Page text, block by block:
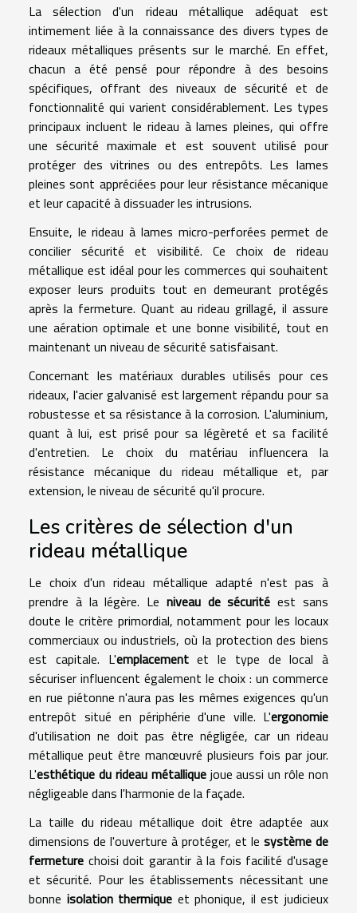
La sélection d'un rideau métallique adéquat est
intimement liée à la connaissance des divers types de
rideaux métalliques présents sur le marché. En effet,
chacun a été pensé pour répondre à des besoins
spécifiques, offrant des niveaux de sécurité et de
fonctionnalité qui varient considérablement. Les types
principaux incluent le rideau à lames pleines, qui offre
une sécurité maximale et est souvent utilisé pour
protéger des vitrines ou des entrepôts. Les lames
pleines sont appréciées pour leur résistance mécanique
et leur capacité à dissuader les intrusions.
Ensuite, le rideau à lames micro-perforées permet de
concilier sécurité et visibilité. Ce choix de rideau
métallique est idéal pour les commerces qui souhaitent
exposer leurs produits tout en demeurant protégés
après la fermeture. Quant au rideau grillagé, il assure
une aération optimale et une bonne visibilité, tout en
maintenant un niveau de sécurité satisfaisant.
Concernant les matériaux durables utilisés pour ces
rideaux, l'acier galvanisé est largement répandu pour sa
robustesse et sa résistance à la corrosion. L'aluminium,
quant à lui, est prisé pour sa légèreté et sa facilité
d'entretien. Le choix du matériau influencera la
résistance mécanique du rideau métallique et, par
extension, le niveau de sécurité qu'il procure.
Les critères de sélection d'un
rideau métallique
Le choix d'un rideau métallique adapté n'est pas à
prendre à la légère. Le niveau de sécurité est sans
doute le critère primordial, notamment pour les locaux
commerciaux ou industriels, où la protection des biens
est capitale. L'emplacementet le type de local à
sécuriser influencent également le choix : un commerce
en rue piétonne n'aura pas les mêmes exigences qu'un
entrepôt situé en périphérie d'une ville. L'ergonomie
d'utilisation ne doit pas être négligée, car un rideau
métallique peut être manœuvré plusieurs fois par jour.
L'esthétique du rideau métalliquejoue aussi un rôle non
négligeable dans l'harmonie de la façade.
La taille du rideau métallique doit être adaptée aux
dimensions de l'ouverture à protéger, et le système de
fermeture choisi doit garantir à la fois facilité d'usage
et sécurité. Pour les établissements nécessitant une
bonne isolation thermique et phonique, il est judicieux